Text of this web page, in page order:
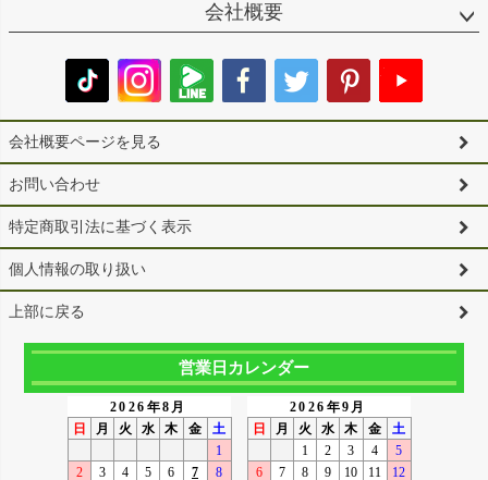
会社概要
会社概要ページを見る
お問い合わせ
特定商取引法に基づく表示
個人情報の取り扱い
上部に戻る
営業日カレンダー